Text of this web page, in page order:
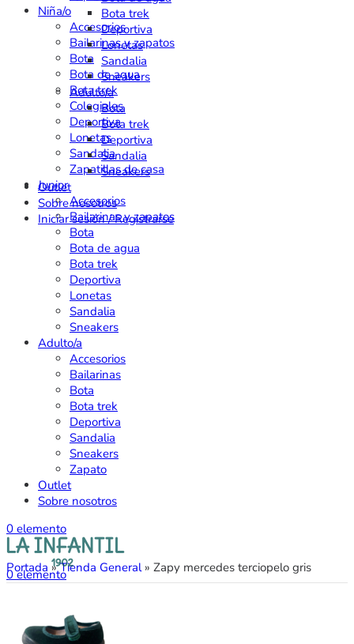
Niña/o
Accesorios
Bailarinas y zapatos
Bota
Bota de agua
Bota trek
Colegiales
Deportiva
Lonetas
Sandalia
Zapatillas de casa
Junior
Accesorios
Bailarinas y zapatos
Bota
Bota de agua
Bota trek
Deportiva
Lonetas
Sandalia
Sneakers
Adulto/a
Accesorios
Bailarinas
Bota
Bota trek
Deportiva
Sandalia
Sneakers
Zapato
Outlet
Sobre nosotros
0 elemento
0elemento
Portada »Tienda General» Zapy mercedes terciopelo gris
Bota trek
Deportiva
Lonetas
Sandalia
Sneakers
Adulto/a
Bota
Bota trek
Deportiva
Sandalia
Sneakers
Outlet
Sobre nosotros
Iniciar sesión / Registrarse